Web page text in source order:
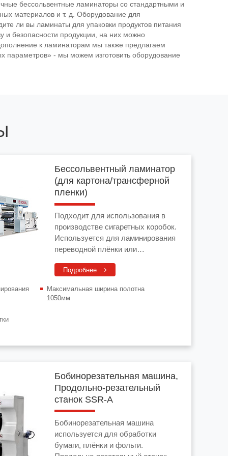
бессольвентные ламинаторы со стандартными и
материалов и т. д. Оборудование для
ли вы ламинаты для упаковки продуктов питания
и безопасности продукции, на них можно
к ламинаторам мы также предлагаем
параметров» - мы можем изготовить оборудование
Бессольвентный ламинатор
(для картона/трансферной
пленки)
Подходит для использования в
производстве сигаретных коробок.
Используется для ламинирования
переводной плёнки или
картоном, крафт-бумагой,
и т. д.
Подробнее
Максимальная ширина полотна
1050мм
Бобинорезательная машина,
Продольно-резательный
станок SSR-A
Бобинорезательная машина
используется для обработки
бумаги, плёнки и фольги.